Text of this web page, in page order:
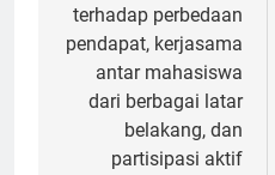
terhadap perbedaan
pendapat, kerjasama
antar mahasiswa
dari berbagai latar
belakang, dan
partisipasi aktif